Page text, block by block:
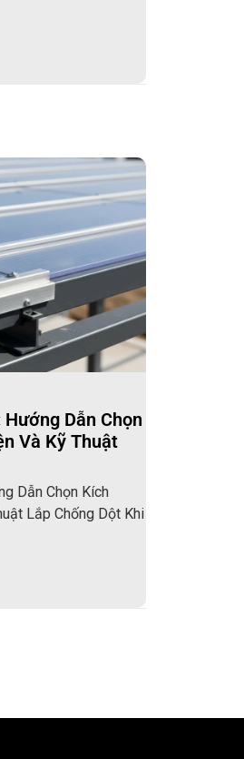
Dẫn Chọn
Và Kỹ Thuật
Dẫn Chọn Kích
Lắp Chống Dột Khi